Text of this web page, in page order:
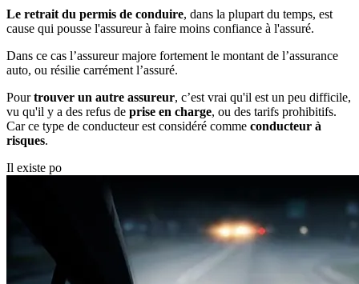
Le retrait du permis de conduire, dans la plupart du temps, est
cause qui pousse l'assureur à faire moins confiance à l'assuré.
Dans ce cas l’assureur majore fortement le montant de l’assurance
auto, ou résilie carrément l’assuré.
Pourtrouver un autre assureur, c’est vrai qu'il est un peu difficile,
vu qu'il y a des refus de prise en charge, ou des tarifs prohibitifs.
Car ce type de conducteur est considéré comme conducteur à
risques.
Il existe po